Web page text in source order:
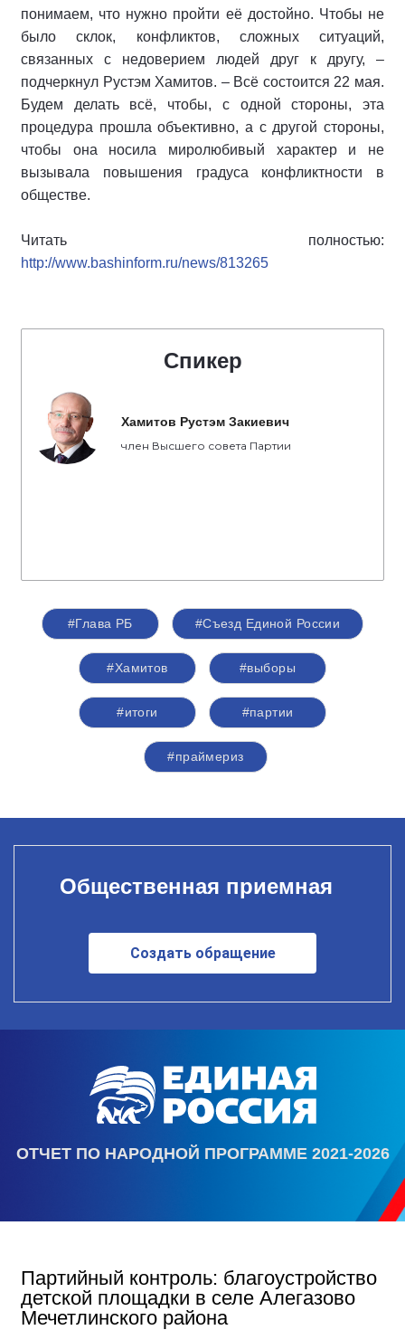
понимаем, что нужно пройти её достойно. Чтобы не
было склок, конфликтов, сложных ситуаций,
связанных с недоверием людей друг к другу, –
подчеркнул Рустэм Хамитов. – Всё состоится 22 мая.
Будем делать всё, чтобы, с одной стороны, эта
процедура прошла объективно, а с другой стороны,
чтобы она носила миролюбивый характер и не
вызывала повышения градуса конфликтности в
обществе.
Читать полностью:
http://www.bashinform.ru/news/813265
Спикер
Хамитов Рустэм Закиевич
член Высшего совета Партии
#Глава РБ #Съезд Единой России
#Хамитов #выборы
#итоги #партии
#праймериз
Общественная приемная
Создать обращение
ОТЧЕТ ПО НАРОДНОЙ ПРОГРАММЕ 2021-2026
Партийный контроль: благоустройство
детской площадки в селе Алегазово
Мечетлинского района